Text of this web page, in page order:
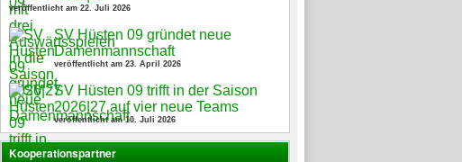
veröffentlicht am 22. Juli 2026
SV Hüsten 09 gründet neue
Damenmannschaft
veröffentlicht am 23. April 2026
SV Hüsten 09 trifft in der Saison
2026|27 auf vier neue Teams
veröffentlicht am 10. Juli 2026
Kooperationspartner